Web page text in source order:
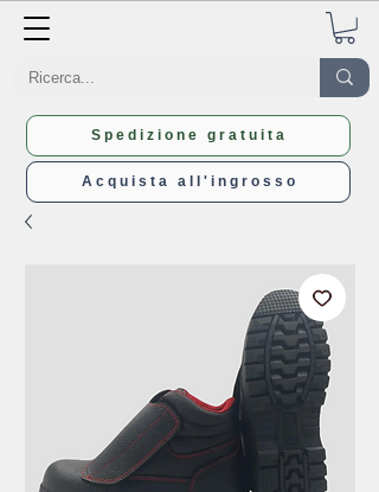
Spedizione gratuita
Acquista all'ingrosso